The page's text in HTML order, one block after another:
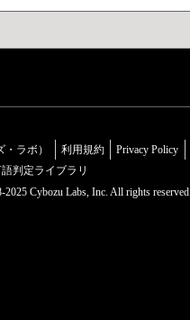
ラボ） 利用規約 Privacy Policy
判定ライブラリ
Cybozu Labs, Inc. All rights reserved.